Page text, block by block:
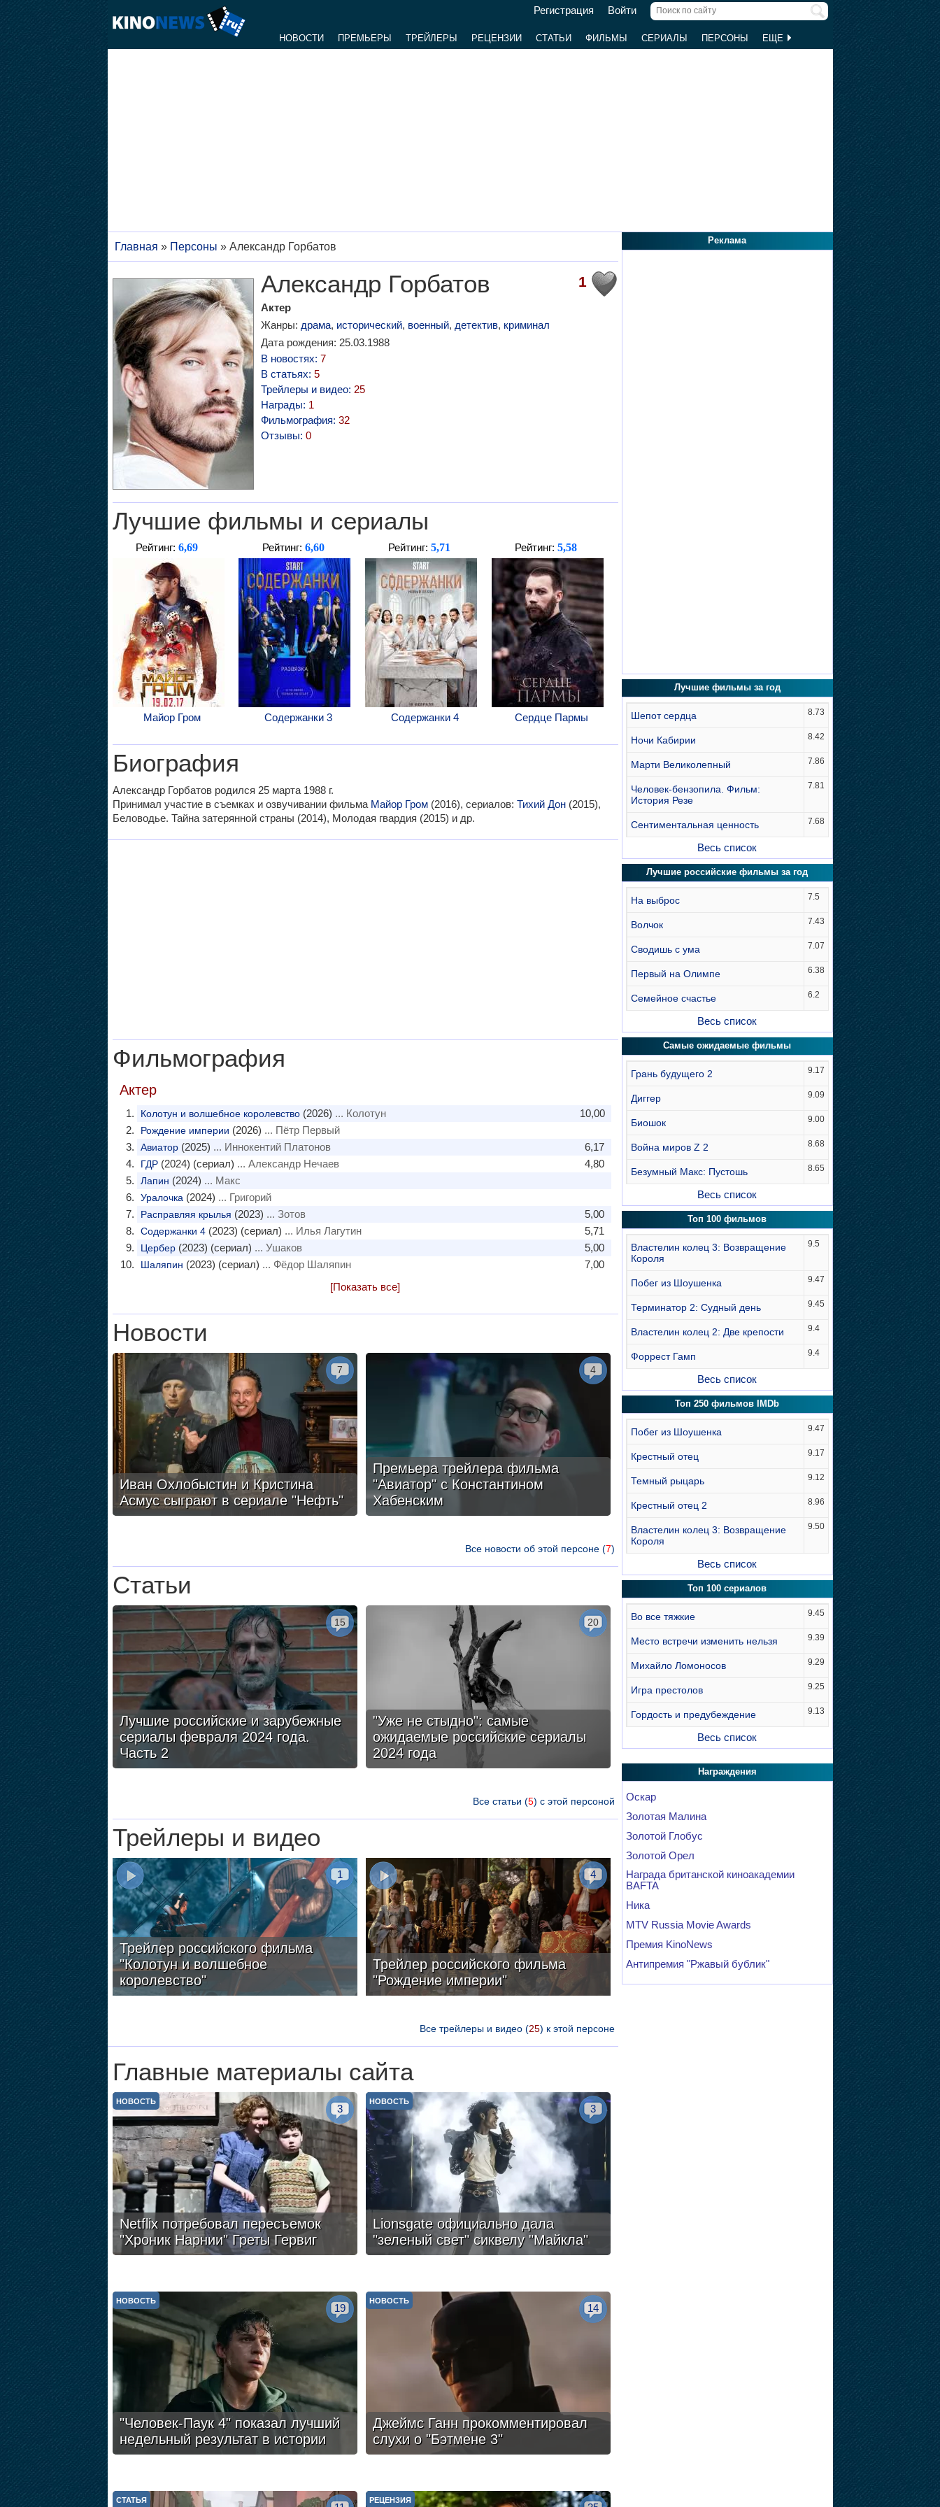
Регистрация Войти
НОВОСТИ ПРЕМЬЕРЫ ТРЕЙЛЕРЫ РЕЦЕНЗИИ СТАТЬИ ФИЛЬМЫ СЕРИАЛЫ ПЕРСОНЫ ЕЩЕ
Главная » Персоны » Александр Горбатов
1
Александр Горбатов
Актер
Жанры: драма, исторический, военный, детектив, криминал
Дата рождения: 25.03.1988
В новостях: 7
В статьях: 5
Трейлеры и видео: 25
Награды: 1
Фильмография: 32
Отзывы: 0
Лучшие фильмы и сериалы
Рейтинг: 6,69
Майор Гром
Рейтинг: 6,60
Содержанки 3
Рейтинг:5,71
Содержанки 4
Рейтинг:5,58
Сердце Пармы
Биография
Александр Горбатов родился 25 марта 1988 г.
Принимал участие в съемках и озвучивании фильма Майор Гром(2016), сериалов: Тихий Дон(2015),
Беловодье. Тайна затерянной страны (2014), Молодая гвардия (2015) и др.
Фильмография
Актер
10,00
Колотун и волшебное королевство(2026) ... Колотун
Рождение империи (2026) ... Пётр Первый
6,17
Авиатор(2025) ... Иннокентий Платонов
4,80
ГДР(2024) (сериал) ... Александр Нечаев
Лапин (2024) ... Макс
Уралочка (2024) ... Григорий
5,00
Расправляя крылья (2023) ... Зотов
5,71
Содержанки 4(2023) (сериал) ... Илья Лагутин
5,00
Цербер(2023) (сериал) ... Ушаков
7,00
Шаляпин (2023) (сериал) ... Фёдор Шаляпин
[Показать все]
Новости
Иван Охлобыстин и Кристина
Асмус сыграют в сериале "Нефть"
7
Премьера трейлера фильма
"Авиатор" с Константином
Хабенским
4
Все новости об этой персоне (7)
Статьи
Лучшие российские и зарубежные
сериалы февраля 2024 года.
Часть 2
15
"Уже не стыдно": самые
ожидаемые российские сериалы
2024 года
20
Все статьи (5) с этой персоной
Трейлеры и видео
Трейлер российского фильма
"Колотун и волшебное
королевство"
1
Трейлер российского фильма
"Рождение империи"
4
Все трейлеры и видео (25) к этой персоне
Главные материалы сайта
Netflix потребовал пересъемок
"Хроник Нарнии" Греты Гервиг
НОВОСТЬ
3
Lionsgate официально дала
"зеленый свет" сиквелу "Майкла"
НОВОСТЬ
3
"Человек-Паук 4" показал лучший
недельный результат в истории
НОВОСТЬ
19
Джеймс Ганн прокомментировал
слухи о "Бэтмене 3"
НОВОСТЬ
14
СТАТЬЯ РЕЦЕНЗИЯ
Реклама
Лучшие фильмы за год
Шепот сердца 8.73
Ночи Кабирии 8.42
Марти Великолепный 7.86
Человек-бензопила. Фильм:
История Резе
7.81
Сентиментальная ценность 7.68
Весь список
Лучшие российские фильмы за год
На выброс 7.5
Волчок 7.43
Сводишь с ума 7.07
Первый на Олимпе 6.38
Семейное счастье 6.2
Весь список
Самые ожидаемые фильмы
Грань будущего 2 9.17
Диггер 9.09
Биошок 9.00
Война миров Z 2 8.68
Безумный Макс: Пустошь 8.65
Весь список
Топ 100 фильмов
Властелин колец 3: Возвращение
Короля
9.5
Побег из Шоушенка 9.47
Терминатор 2: Судный день 9.45
Властелин колец 2: Две крепости 9.4
Форрест Гамп 9.4
Весь список
Топ 250 фильмов IMDb
Побег из Шоушенка 9.47
Крестный отец 9.17
Темный рыцарь 9.12
Крестный отец 2 8.96
Властелин колец 3: Возвращение
Короля
9.50
Весь список
Топ 100 сериалов
Во все тяжкие 9.45
Место встречи изменить нельзя 9.39
Михайло Ломоносов 9.29
Игра престолов 9.25
Гордость и предубеждение 9.13
Весь список
Награждения
Оскар
Золотая Малина
Золотой Глобус
Золотой Орел
Награда британской киноакадемии
BAFTA
Ника
MTV Russia Movie Awards
Премия KinoNews
Антипремия "Ржавый бублик"